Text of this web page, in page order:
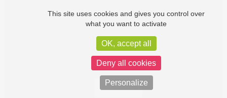
Vue carte
This site uses cookies and gives you control over
what you want to activate
OK, accept all
Deny all cookies
Personalize